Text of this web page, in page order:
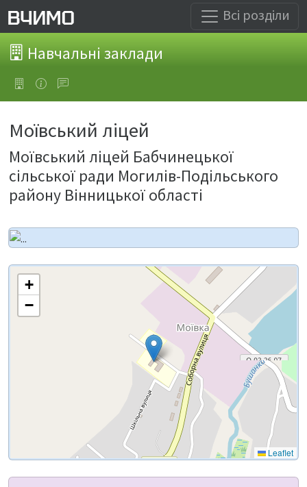
Всі розділи
Навчальні заклади
Моївський ліцей
Моївський ліцей Бабчинецької
сільської ради Могилів-Подільського
району Вінницької області
+
−
Leaflet